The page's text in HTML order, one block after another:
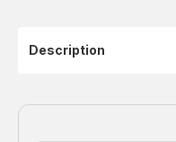
Description